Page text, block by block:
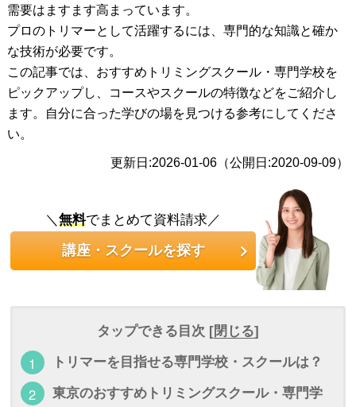
需要はますます高まっています。
プロのトリマーとして活躍するには、専門的な知識と確か
な技術が必要です。
この記事では、おすすめトリミングスクール・専門学校を
ピックアップし、コースやスクールの特徴などをご紹介し
ます。自分に合った学びの場を見つける参考にしてくださ
い。
更新日:2026-01-06（公開日:2020-09-09）
＼無料でまとめて資料請求／
講座・スクールを探す
タップできる目次 [閉じる]
トリマーを目指せる専門学校・スクールは？
東京のおすすめトリミングスクール・専門学